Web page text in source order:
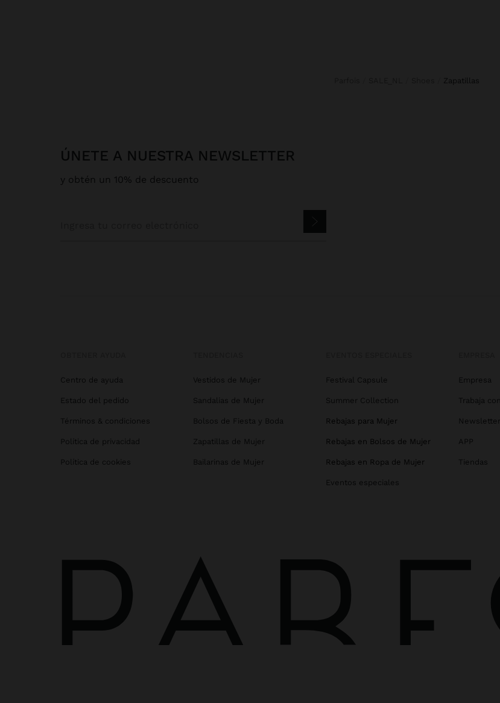
zapatillas
ÚNETE A NUESTRA NEWSLETTER
y obtén un 10% de descuento
Centro de ayuda
Estado del pedido
Términos & condiciones
Política de privacidad
Política de cookies
Vestidos de Mujer
Sandalias de Mujer
Bolsos de Fiesta y Boda
Zapatillas de Mujer
Bailarinas de Mujer
Festival Capsule
Summer Collection
Rebajas para Mujer
Rebajas en Bolsos de Mujer
Rebajas en Ropa de Mujer
Eventos especiales
Empresa
Trabaja
Newsletter
APP
Tiendas